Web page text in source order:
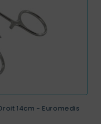
14cm - Euromedis